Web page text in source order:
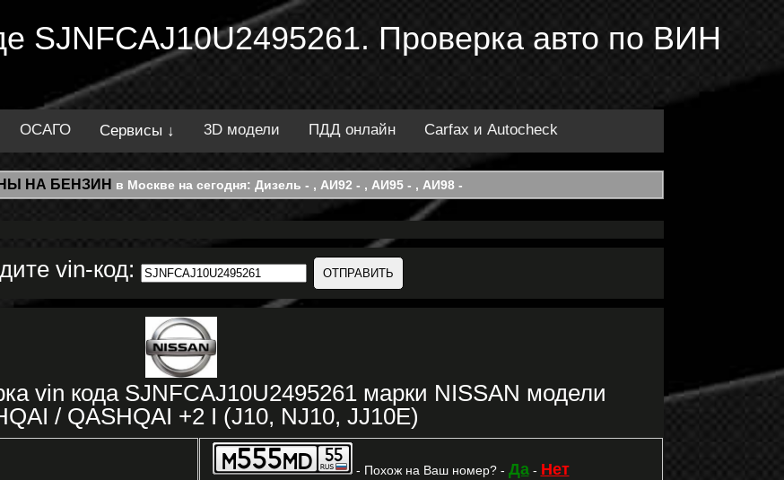
SJNFCAJ10U2495261. Проверка авто по ВИН
ОСАГО Сервисы ↓ 3D модели ПДД онлайн Carfax и Autocheck
НА БЕНЗИН в Москве на сегодня: Дизель - , АИ92 - , АИ95 - , АИ98 -
vin-код:
vin кода SJNFCAJ10U2495261 марки NISSAN модели
/ QASHQAI +2 I (J10, NJ10, JJ10E)
- Похож на Ваш номер? - Да- Нет